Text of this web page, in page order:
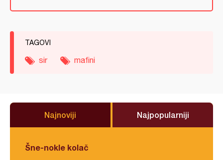
TAGOVI
sir mafini
Najnoviji Najpopularniji
Šne-nokle kolač